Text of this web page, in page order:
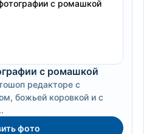
с ромашкой
редакторе с
божьей коровкой и с
фото